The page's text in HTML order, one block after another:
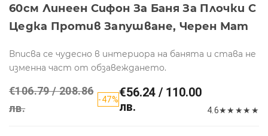
60см Линеен Сифон За Баня За Плочки С
Цедка Против Запушване, Черен Мат
Вписва се чудесно в интериора на банята и става не
изменна част от обзавеждането.
€106.79 / 208.86
лв.
-47%€56.24 / 110.00
лв.
4.6★★ ★★ ★